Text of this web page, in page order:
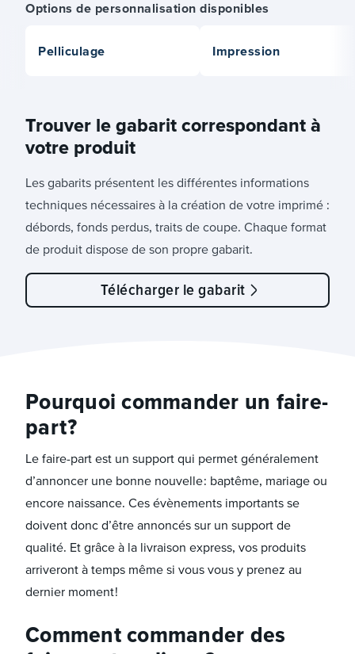
Options de personnalisation disponibles
Pelliculage Impression
Trouver le gabarit correspondant à
votre produit
Les gabarits présentent les différentes informations
techniques nécessaires à la création de votre imprimé :
débords, fonds perdus, traits de coupe. Chaque format
de produit dispose de son propre gabarit.
Télécharger le gabarit
Pourquoi commander un faire-
part ?
Le faire-part est un support qui permet généralement
d’annoncer une bonne nouvelle : baptême, mariage ou
encore naissance. Ces évènements importants se
doivent donc d’être annoncés sur un support de
qualité. Et grâce à la livraison express, vos produits
arriveront à temps même si vous vous y prenez au
dernier moment !
Comment commander des